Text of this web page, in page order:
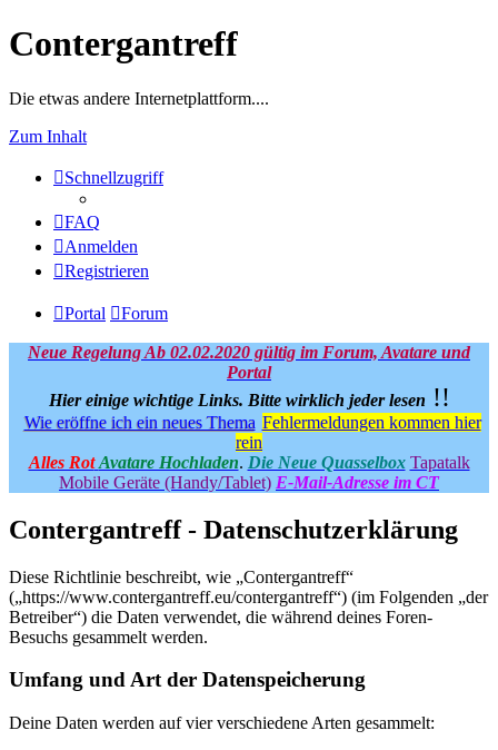
Contergantreff
Die etwas andere Internetplattform....
Zum Inhalt
Schnellzugriff
FAQ
Anmelden
Registrieren
Portal Forum
Neue Regelung Ab 02.02.2020 gültig im Forum, Avatare und
Portal
Hier einige wichtige Links. Bitte wirklich jeder lesen !!
Wie eröffne ich ein neues Thema Fehlermeldungen kommen hier
rein
Alles Rot Avatare Hochladen. Die Neue Quasselbox Tapatalk
Mobile Geräte (Handy/Tablet) E-Mail-Adresse im CT
Contergantreff - Datenschutzerklärung
Diese Richtlinie beschreibt, wie „Contergantreff“
(„https://www.contergantreff.eu/contergantreff“) (im Folgenden „der
Betreiber“) die Daten verwendet, die während deines Foren-
Besuchs gesammelt werden.
Umfang und Art der Datenspeicherung
Deine Daten werden auf vier verschiedene Arten gesammelt: